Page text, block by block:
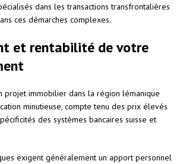
dans les transactions transfrontalières
ces démarches complexes.
et rentabilité de votre
projet immobilier dans la région lémanique
minutieuse, compte tenu des prix élevés
des systèmes bancaires suisse et
exigent généralement un apport personnel